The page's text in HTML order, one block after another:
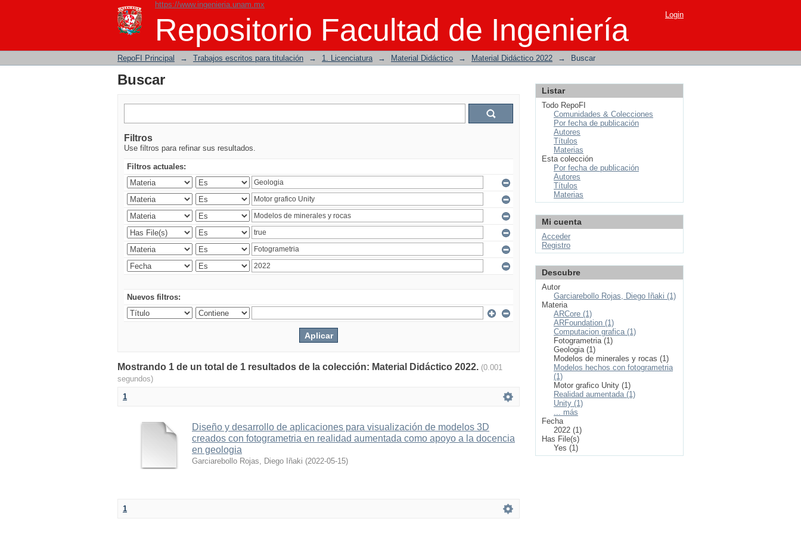
https://www.ingenieria.unam.mx
Repositorio Facultad de Ingeniería
Buscar Login
RepoFI Principal → Trabajos escritos para titulación → 1. Licenciatura → Material Didáctico → Material Didáctico 2022 → Buscar
Buscar
Filtros
Use filtros para refinar sus resultados.
Filtros actuales:
Nuevos filtros:
Mostrando 1 de un total de 1 resultados de la colección: Material Didáctico 2022. (0.001
segundos)
1
Diseño y desarrollo de aplicaciones para visualización de modelos 3D
creados con fotogrametria en realidad aumentada como apoyo a la docencia
en geologia
Garciarebollo Rojas, Diego Iñaki (2022-05-15)
1
Listar
Todo RepoFI
Comunidades & Colecciones
Por fecha de publicación
Autores
Títulos
Materias
Esta colección
Por fecha de publicación
Autores
Títulos
Materias
Mi cuenta
Acceder
Registro
Descubre
Autor
Garciarebollo Rojas, Diego Iñaki (1)
Materia
ARCore (1)
ARFoundation (1)
Computacion grafica (1)
Fotogrametria (1)
Geologia (1)
Modelos de minerales y rocas (1)
Modelos hechos con fotogrametria
(1)
Motor grafico Unity (1)
Realidad aumentada (1)
Unity (1)
... más
Fecha
2022 (1)
Has File(s)
Yes (1)